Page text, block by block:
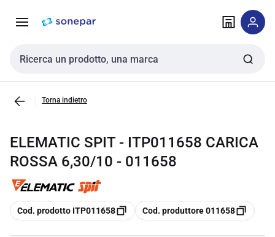
navigazione alla
Cerca input
Torna indietro
ELEMATIC SPIT - ITP011658 CARICA
ROSSA 6,30/10 - 011658
copia
Cod. prodotto ITP011658 copia
Cod. produttore 011658